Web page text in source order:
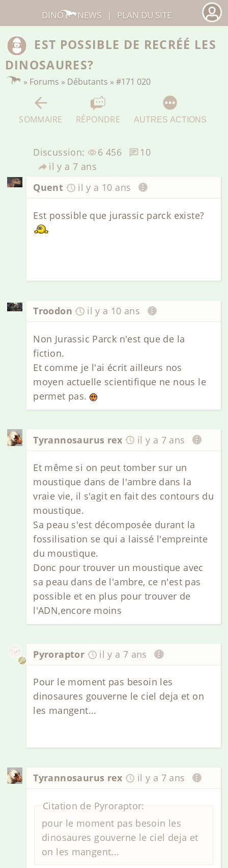
EST POSSIBLE DE RECRÉÉ LES
DINOSAURES?
» Forums » Débutants »#171 020
SOMMAIRE RÉPONDRE AUTRES ACTIONS
Discussion: 6 456
10
il y a 7 ans
Quent
il y a 10 ans
Est possible que jurassic parck existe?
Troodon il y a 10 ans
Non Jurassic Parck n'est que de la
fiction.
Et comme je l'ai écrit ailleurs nos
moyen actuelle scientifique ne nous le
permet pas.
Tyrannosaurus rex il y a 7 ans
Et même si on peut tomber sur un
moustique dans de l'ambre dans la
vraie vie, il s'agit en fait des contours du
moustique.
Sa peau s'est décomposée durant la
fossilisation se qui a laissé l'empreinte
du moustique.
Donc pour trouver un moustique avec
sa peau dans de l'ambre, ce n'est pas
possible et en plus pour trouver de
l'ADN,encore moins
Pyroraptor il y a 7 ans
Pour le moment pas besoin les
dinosaures gouverne le ciel deja et on
les mangent...
Tyrannosaurus rex il y a 7 ans
Citation de Pyroraptor:
pour le moment pas besoin les
dinosaures gouverne le ciel deja et
on les mangent...
DINO NEWS | PLAN DU SITE